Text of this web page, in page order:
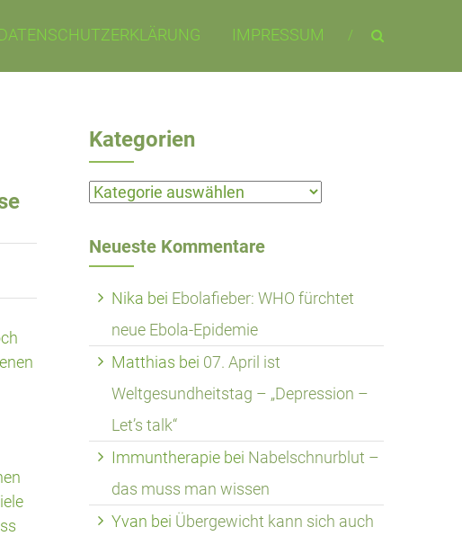
DATENSCHUTZERKLÄRUNG IMPRESSUM
Kategorien
Kategorien
Neueste Kommentare
Nika bei Ebolafieber: WHO fürchtet
neue Ebola-Epidemie
Matthias bei 07. April ist
Weltgesundheitstag – „Depression –
Let’s talk“
Immuntherapie bei Nabelschnurblut –
das muss man wissen
Yvan bei Übergewicht kann sich auch